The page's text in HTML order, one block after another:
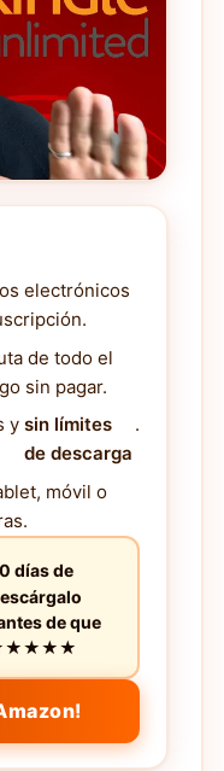
electrónicos
de todo el
sin pagar.
y sin límites
de descarga
.
móvil o
días de
de que
★★★★★